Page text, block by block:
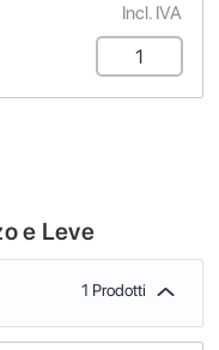
Incl. IVA
e Leve
1 Prodotti